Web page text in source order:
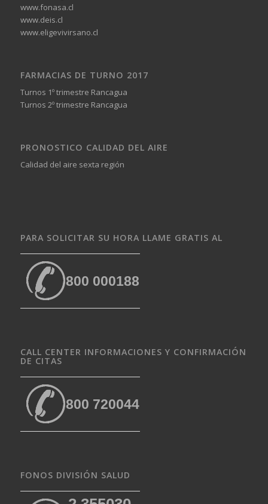
www.fonasa.cl
www.deis.cl
www.eligevivirsano.cl
FARMACIAS DE TURNO 2017
Turnos 1º trimestre Rancagua
Turnos 2º trimestre Rancagua
PRONOSTICO CALIDAD DEL AIRE
Calidad del aire sexta región
PARA SOLICITAR SU HORA LLAME GRATIS AL
800 000188
CALL CENTER INFORMACIONES Y CONFIRMACIÓN
DE CITAS
800 720044
FONOS DIVISIÓN SALUD